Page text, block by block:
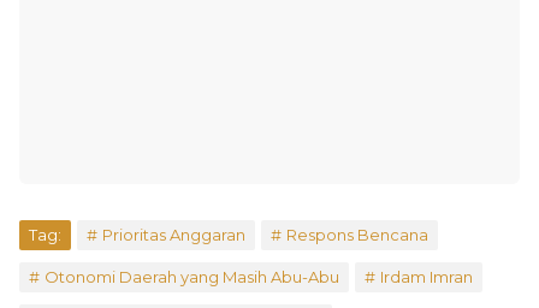
Tag: Prioritas Anggaran Respons Bencana
Otonomi Daerah yang Masih Abu-Abu Irdam Imran